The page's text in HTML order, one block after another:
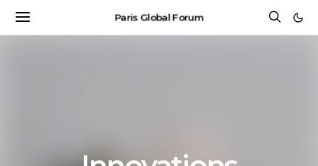
Paris Global Forum